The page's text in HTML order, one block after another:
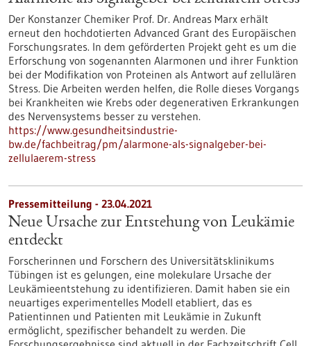
Der Konstanzer Chemiker Prof. Dr. Andreas Marx erhält
erneut den hochdotierten Advanced Grant des Europäischen
Forschungsrates. In dem geförderten Projekt geht es um die
Erforschung von sogenannten Alarmonen und ihrer Funktion
bei der Modifikation von Proteinen als Antwort auf zellulären
Stress. Die Arbeiten werden helfen, die Rolle dieses Vorgangs
bei Krankheiten wie Krebs oder degenerativen Erkrankungen
des Nervensystems besser zu verstehen.
https://www.gesundheitsindustrie-
bw.de/fachbeitrag/pm/alarmone-als-signalgeber-bei-
zellulaerem-stress
Pressemitteilung - 23.04.2021
Neue Ursache zur Entstehung von Leukämie
entdeckt
Forscherinnen und Forschern des Universitätsklinikums
Tübingen ist es gelungen, eine molekulare Ursache der
Leukämieentstehung zu identifizieren. Damit haben sie ein
neuartiges experimentelles Modell etabliert, das es
Patientinnen und Patienten mit Leukämie in Zukunft
ermöglicht, spezifischer behandelt zu werden. Die